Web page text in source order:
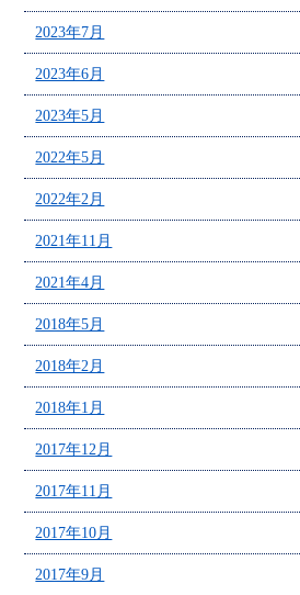
2023年7月
2023年6月
2023年5月
2022年5月
2022年2月
2021年11月
2021年4月
2018年5月
2018年2月
2018年1月
2017年12月
2017年11月
2017年10月
2017年9月